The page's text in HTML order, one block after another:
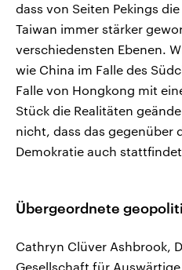
dass von Seiten Pekings
Taiwan immer stärker
verschiedensten Ebenen.
wie China im Falle des
Falle von Hongkong mit
Stück die Realitäten
nicht, dass das gegenüber
Demokratie auch
Übergeordnete
Cathryn Clüver Ashbrook,
Gesellschaft für